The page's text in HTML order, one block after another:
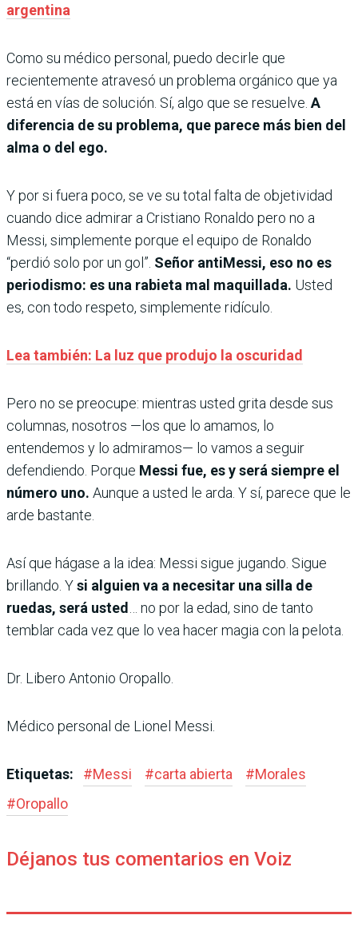
argentina
Como su médico personal, puedo decirle que
recientemente atravesó un problema orgánico que ya
está en vías de solución. Sí, algo que se resuelve. A
diferencia de su problema, que parece más bien del
alma o del ego.
Y por si fuera poco, se ve su total falta de objetividad
cuando dice admirar a Cristiano Ronaldo pero no a
Messi, simplemente porque el equipo de Ronaldo
“perdió solo por un gol”. Señor antiMessi, eso no es
periodismo: es una rabieta mal maquillada. Usted
es, con todo respeto, simplemente ridículo.
Lea también: La luz que produjo la oscuridad
Pero no se preocupe: mientras usted grita desde sus
columnas, nosotros —los que lo amamos, lo
entendemos y lo admiramos— lo vamos a seguir
defendiendo. Porque Messi fue, es y será siempre el
número uno. Aunque a usted le arda. Y sí, parece que le
arde bastante.
Así que hágase a la idea: Messi sigue jugando. Sigue
brillando. Ysi alguien va a necesitar una silla de
ruedas, será usted … no por la edad, sino de tanto
temblar cada vez que lo vea hacer magia con la pelota.
Dr. Libero Antonio Oropallo.
Médico personal de Lionel Messi.
Etiquetas: #Messi #carta abierta #Morales
#Oropallo
Déjanos tus comentarios en Voiz